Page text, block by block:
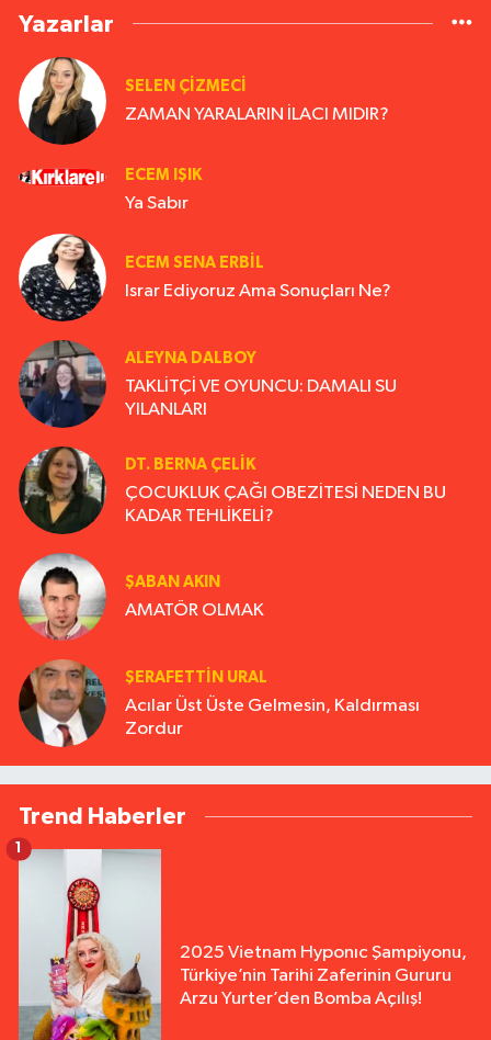
Yazarlar
SELEN ÇİZMECİ
ZAMAN YARALARIN İLACI MIDIR?
ECEM IŞIK
Ya Sabır
ECEM SENA ERBIL
Israr Ediyoruz Ama Sonuçları Ne?
ALEYNA DALBOY
TAKLİTÇİ VE OYUNCU: DAMALI SU
YILANLARI
DT. BERNA ÇELIK
ÇOCUKLUK ÇAĞI OBEZİTESİ NEDEN BU
KADAR TEHLİKELİ?
ŞABAN AKIN
AMATÖR OLMAK
ŞERAFETTIN URAL
Acılar Üst Üste Gelmesin, Kaldırması
Zordur
Trend Haberler
2025 Vietnam Hyponıc Şampiyonu,
Türkiye’nin Tarihi Zaferinin Gururu
Arzu Yurter’den Bomba Açılış!
1